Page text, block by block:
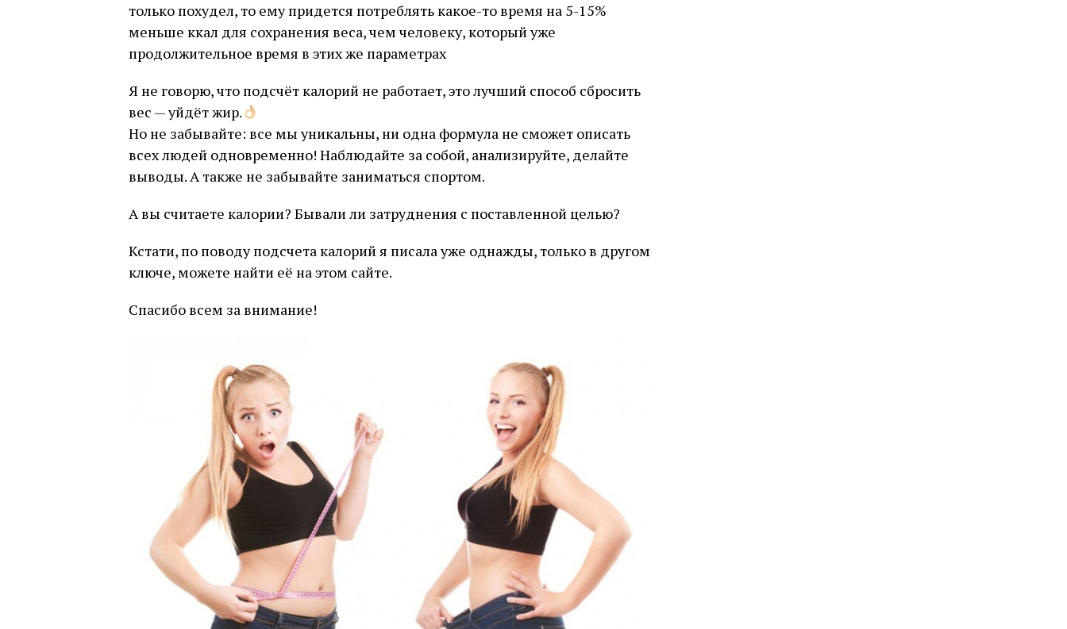
только похудел, то ему придется потреблять какое-то время на 5-15%
меньше ккал для сохранения веса, чем человеку, который уже
продолжительное время в этих же параметрах
Я не говорю, что подсчёт калорий не работает, это лучший способ сбросить
вес — уйдёт жир.
Но не забывайте: все мы уникальны, ни одна формула не сможет описать
всех людей одновременно! Наблюдайте за собой, анализируйте, делайте
выводы. А также не забывайте заниматься спортом.
А вы считаете калории? Бывали ли затруднения с поставленной целью?
Кстати, по поводу подсчета калорий я писала уже однажды, только в другом
ключе, можете найти её на этом сайте.
Спасибо всем за внимание!